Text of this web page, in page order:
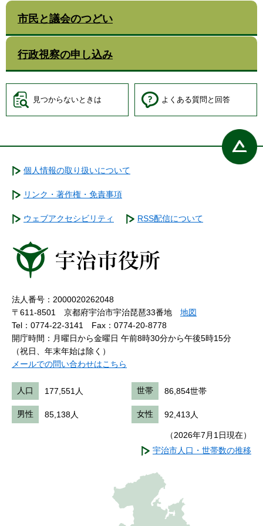
市民と議会のつどい
行政視察の申し込み
見つからないときは よくある質問と回答
個人情報の取り扱いについて
リンク・著作権・免責事項
ウェブアクセシビリティ RSS配信について
法人番号：2000020262048
〒611-8501 京都府宇治市宇治琵琶33番地 地図
Tel：0774-22-3141
Fax：0774-20-8778
開庁時間：月曜日から金曜日 午前8時30分から午後5時15分
（祝日、年末年始は除く）
メールでの問い合わせはこちら
人口 177,551人 世帯 86,854世帯
男性 85,138人 女性 92,413人
（2026年7月1日現在）
宇治市人口・世帯数の推移